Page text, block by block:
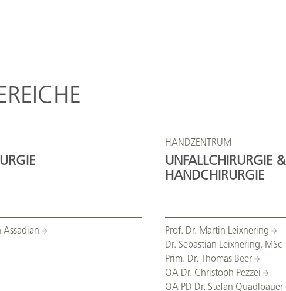
Assadian
HANDZENTRUM
UNFALLCHIRURGIE &
HANDCHIRURGIE
Prof. Dr. Martin Leixnering
Dr. Sebastian Leixnering, MSc
Prim. Dr. Thomas Beer
OA Dr. Christoph Pezzei
OA PD Dr. Stefan Quadlbauer